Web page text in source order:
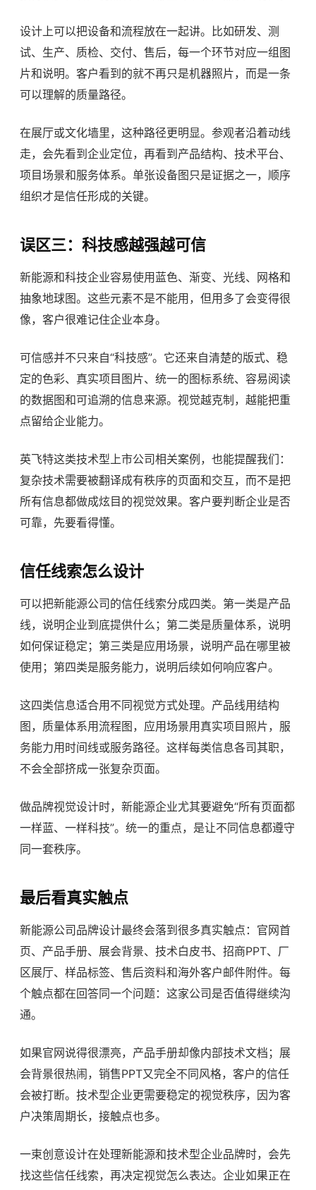
设计上可以把设备和流程放在一起讲。比如研发、测
试、生产、质检、交付、售后，每一个环节对应一组图
片和说明。客户看到的就不再只是机器照片，而是一条
可以理解的质量路径。
在展厅或文化墙里，这种路径更明显。参观者沿着动线
走，会先看到企业定位，再看到产品结构、技术平台、
项目场景和服务体系。单张设备图只是证据之一，顺序
组织才是信任形成的关键。
误区三：科技感越强越可信
新能源和科技企业容易使用蓝色、渐变、光线、网格和
抽象地球图。这些元素不是不能用，但用多了会变得很
像，客户很难记住企业本身。
可信感并不只来自“科技感”。它还来自清楚的版式、稳
定的色彩、真实项目图片、统一的图标系统、容易阅读
的数据图和可追溯的信息来源。视觉越克制，越能把重
点留给企业能力。
英飞特这类技术型上市公司相关案例，也能提醒我们：
复杂技术需要被翻译成有秩序的页面和交互，而不是把
所有信息都做成炫目的视觉效果。客户要判断企业是否
可靠，先要看得懂。
信任线索怎么设计
可以把新能源公司的信任线索分成四类。第一类是产品
线，说明企业到底提供什么；第二类是质量体系，说明
如何保证稳定；第三类是应用场景，说明产品在哪里被
使用；第四类是服务能力，说明后续如何响应客户。
这四类信息适合用不同视觉方式处理。产品线用结构
图，质量体系用流程图，应用场景用真实项目照片，服
务能力用时间线或服务路径。这样每类信息各司其职，
不会全部挤成一张复杂页面。
做品牌视觉设计时，新能源企业尤其要避免“所有页面都
一样蓝、一样科技”。统一的重点，是让不同信息都遵守
同一套秩序。
最后看真实触点
新能源公司品牌设计最终会落到很多真实触点：官网首
页、产品手册、展会背景、技术白皮书、招商PPT、厂
区展厅、样品标签、售后资料和海外客户邮件附件。每
个触点都在回答同一个问题：这家公司是否值得继续沟
通。
如果官网说得很漂亮，产品手册却像内部技术文档；展
会背景很热闹，销售PPT又完全不同风格，客户的信任
会被打断。技术型企业更需要稳定的视觉秩序，因为客
户决策周期长，接触点也多。
一束创意设计在处理新能源和技术型企业品牌时，会先
找这些信任线索，再决定视觉怎么表达。企业如果正在